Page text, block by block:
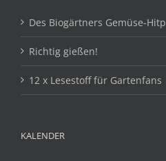
Des Biogärtners Gemüse-
Richtig gießen!
12 x Lesestoff für Gartenfans
KALENDER